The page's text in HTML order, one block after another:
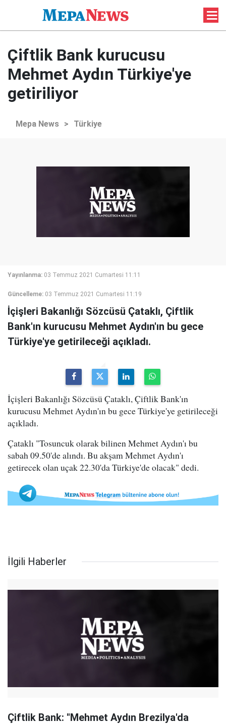
Çiftlik Bank kurucusu
Mehmet Aydın Türkiye'ye
getiriliyor
Mepa News > Türkiye
Yayınlanma: 03 Temmuz 2021 Cumartesi 11:11
Güncelleme: 03 Temmuz 2021 Cumartesi 11:19
İçişleri Bakanlığı Sözcüsü Çataklı, Çiftlik
Bank'ın kurucusu Mehmet Aydın'ın bu gece
Türkiye'ye getirileceği açıkladı.
İçişleri Bakanlığı Sözcüsü Çataklı, Çiftlik Bank'ın
kurucusu Mehmet Aydın'ın bu gece Türkiye'ye getirileceği
açıkladı.
Çataklı "Tosuncuk olarak bilinen Mehmet Aydın'ı bu
sabah 09.50'de alındı. Bu akşam Mehmet Aydın'ı
getirecek olan uçak 22.30'da Türkiye'de olacak" dedi.
İlgili Haberler
Çiftlik Bank: "Mehmet Aydın Brezilya'da